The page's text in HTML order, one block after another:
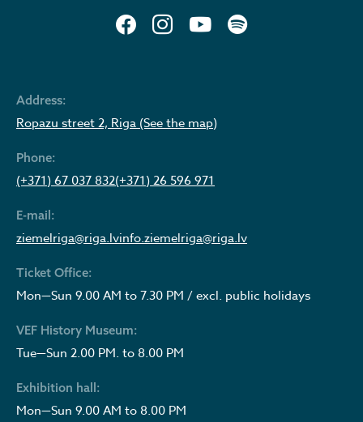
Address:
Ropazu street 2, Riga (See the map)
Phone:
(+371) 67 037 832(+371) 26 596 971
E-mail:
ziemelriga@riga.lvinfo.ziemelriga@riga.lv
Ticket Office:
Mon—Sun 9.00 AM to 7.30 PM / excl. public holidays
VEF History Museum:
Tue—Sun 2.00 PM. to 8.00 PM
Exhibition hall:
Mon—Sun 9.00 AM to 8.00 PM